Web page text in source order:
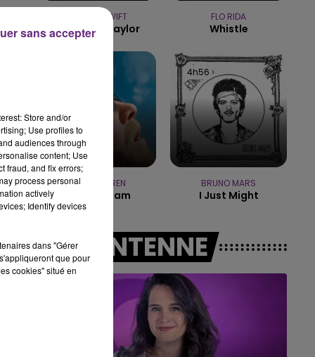
LE WEEK-END CHAMPAGNE FM
TAYLOR SWIFT
Elizabeth Taylor
FLO RIDA
Whistle
ALEX WARREN
Fever Dream
4h56
4h56
BRUNO MARS
I Just Might
A L'ANTENNE
Store and/or
Use profiles to
audiences through
content; Use
fraud, and fix errors;
process personal
actively
Identify devices
dans "Gérer
que pour
cookies" situé en
sans accepter